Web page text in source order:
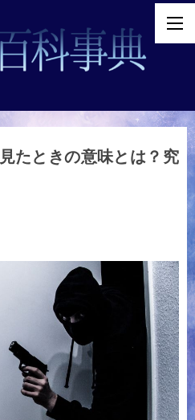
たときの意味とは？究